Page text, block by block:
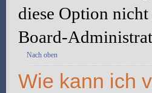
diese Option
Board-
Nach oben
Wie kann ich